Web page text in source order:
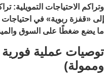
وتراكم الاحتياجات التمويلية:
إلى «قفزة ربوية» في احتياجات
ما يضع ضغطًا على السوق
توصيات عملية فورية
وممولة)